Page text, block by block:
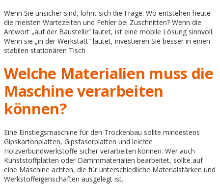
Wenn Sie unsicher sind, lohnt sich die Frage: Wo entstehen heute
die meisten Wartezeiten und Fehler bei Zuschnitten? Wenn die
Antwort „auf der Baustelle“ lautet, ist eine mobile Lösung sinnvoll.
Wenn sie „in der Werkstatt“ lautet, investieren Sie besser in einen
stabilen stationären Tisch.
Welche Materialien muss die
Maschine verarbeiten
können?
Eine Einstiegsmaschine für den Trockenbau sollte mindestens
Gipskartonplatten, Gipsfaserplatten und leichte
Holzverbundwerkstoffe sicher verarbeiten können. Wer auch
Kunststoffplatten oder Dämmmaterialien bearbeitet, sollte auf
eine Maschine achten, die für unterschiedliche Materialstärken und
Werkstoffeigenschaften ausgelegt ist.